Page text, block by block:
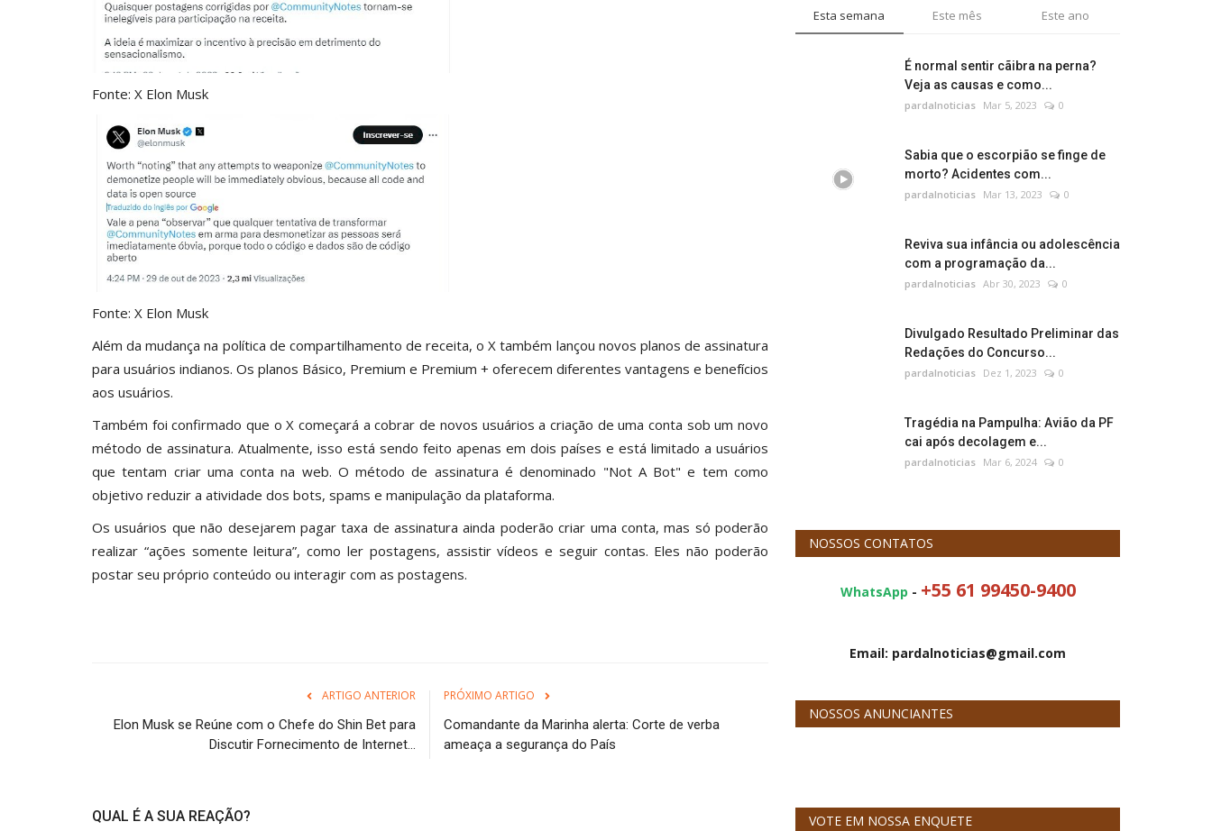
Fonte: X Elon Musk
Fonte: X Elon Musk
Além da mudança na política de compartilhamento de receita, o X também lançou novos planos de assinatura
para usuários indianos. Os planos Básico, Premium e Premium + oferecem diferentes vantagens e benefícios
aos usuários.
Também foi confirmado que o X começará a cobrar de novos usuários a criação de uma conta sob um novo
método de assinatura. Atualmente, isso está sendo feito apenas em dois países e está limitado a usuários
que tentam criar uma conta na web. O método de assinatura é denominado "Not A Bot" e tem como
objetivo reduzir a atividade dos bots, spams e manipulação da plataforma.
Os usuários que não desejarem pagar taxa de assinatura ainda poderão criar uma conta, mas só poderão
realizar “ações somente leitura”, como ler postagens, assistir vídeos e seguir contas. Eles não poderão
postar seu próprio conteúdo ou interagir com as postagens.
ARTIGO ANTERIOR
Elon Musk se Reúne com o Chefe do Shin Bet para
Discutir Fornecimento de Internet...
PRÓXIMO ARTIGO
Comandante da Marinha alerta: Corte de verba
ameaça a segurança do País
QUAL É A SUA REAÇÃO?
Esta semana Este mês Este ano
É normal sentir cãibra na perna?
Veja as causas e como...
pardalnoticias Mar 5, 2023 0
Sabia que o escorpião se finge de
morto? Acidentes com...
pardalnoticias Mar 13, 2023 0
Reviva sua infância ou adolescência
com a programação da...
pardalnoticias Abr 30, 2023 0
Divulgado Resultado Preliminar das
Redações do Concurso...
pardalnoticias Dez 1, 2023 0
Tragédia na Pampulha: Avião da PF
cai após decolagem e...
pardalnoticias Mar 6, 2024 0
NOSSOS CONTATOS
WhatsApp - +55 61 99450-9400
Email: pardalnoticias@gmail.com
NOSSOS ANUNCIANTES
VOTE EM NOSSA ENQUETE